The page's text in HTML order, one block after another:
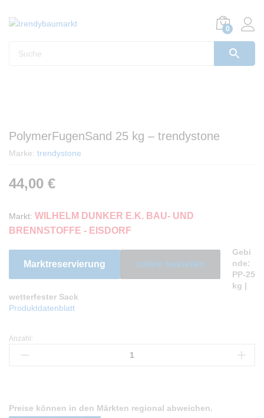
0
PolymerFugenSand 25 kg – trendystone
Marke: trendystone
44,00 €
Markt: WILHELM DUNKER E.K. BAU- UND
BRENNSTOFFE - EISDORF
Marktreservierung online bestellen
Gebi
nde:
PP-25
kg |
wetterfester Sack
Produktdatenblatt
PolymerFugenSand
Anzahl
Anzahl:
Preise können in den Märkten regional abweichen.